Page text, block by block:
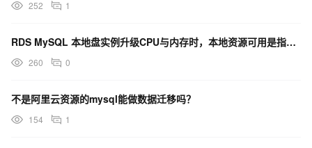
252 1
RDS MySQL 本地盘实例升级CPU与内存时，本地资源可用是指什么？
260 0
不是阿里云资源的mysql能做数据迁移吗？
154 1